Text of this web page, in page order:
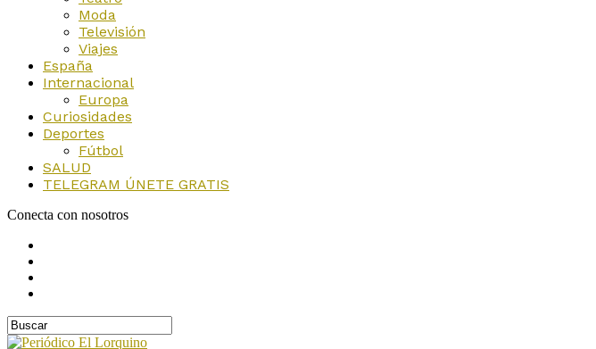
Moda
Televisión
Viajes
España
Internacional
Europa
Curiosidades
Deportes
Fútbol
SALUD
TELEGRAM ÚNETE GRATIS
Conecta con nosotros